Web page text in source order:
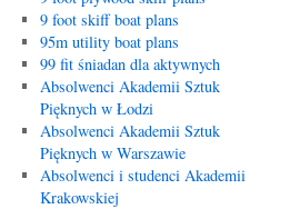
9 foot skiff boat plans
95m utility boat plans
99 fit śniadan dla aktywnych
Absolwenci Akademii Sztuk
Pięknych w Łodzi
Absolwenci Akademii Sztuk
Pięknych w Warszawie
Absolwenci i studenci Akademii
Krakowskiej